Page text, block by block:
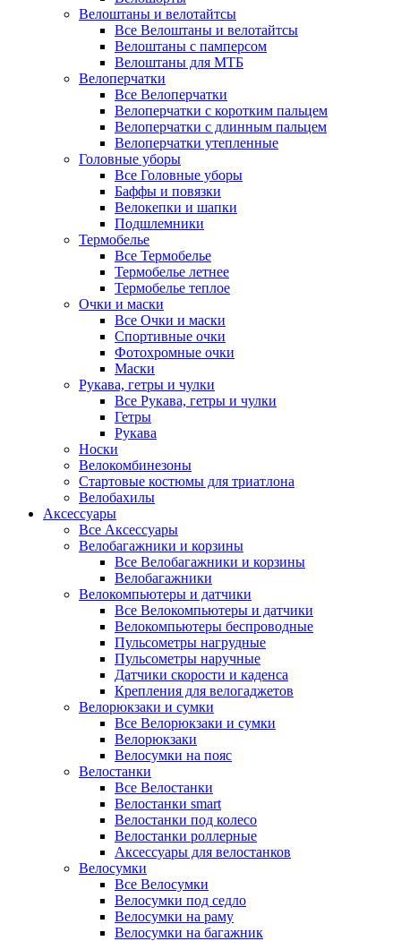
Велоштаны и велотайтсы
Все Велоштаны и велотайтсы
Велоштаны с памперсом
Велоштаны для МТБ
Велоперчатки
Все Велоперчатки
Велоперчатки с коротким пальцем
Велоперчатки с длинным пальцем
Велоперчатки утепленные
Головные уборы
Все Головные уборы
Баффы и повязки
Велокепки и шапки
Подшлемники
Термобелье
Все Термобелье
Термобелье летнее
Термобелье теплое
Очки и маски
Все Очки и маски
Спортивные очки
Фотохромные очки
Маски
Рукава, гетры и чулки
Все Рукава, гетры и чулки
Гетры
Рукава
Носки
Велокомбинезоны
Стартовые костюмы для триатлона
Велобахилы
Аксессуары
Все Аксессуары
Велобагажники и корзины
Все Велобагажники и корзины
Велобагажники
Велокомпьютеры и датчики
Все Велокомпьютеры и датчики
Велокомпьютеры беспроводные
Пульсометры нагрудные
Пульсометры наручные
Датчики скорости и каденса
Крепления для велогаджетов
Велорюкзаки и сумки
Все Велорюкзаки и сумки
Велорюкзаки
Велосумки на пояс
Велостанки
Все Велостанки
Велостанки smart
Велостанки под колесо
Велостанки роллерные
Аксессуары для велостанков
Велосумки
Все Велосумки
Велосумки под седло
Велосумки на раму
Велосумки на багажник